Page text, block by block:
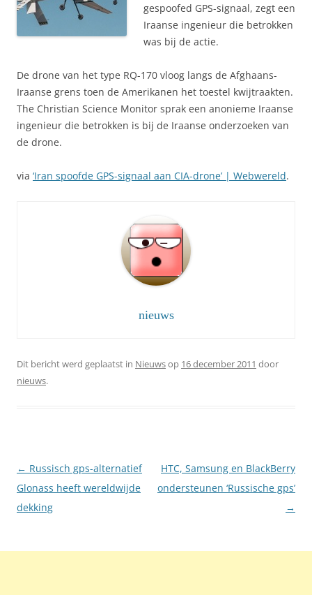
gespoofed GPS-signaal, zegt een
Iraanse ingenieur die betrokken
was bij de actie.
De drone van het type RQ-170 vloog langs de Afghaans-
Iraanse grens toen de Amerikanen het toestel kwijtraakten.
The Christian Science Monitor sprak een anonieme Iraanse
ingenieur die betrokken is bij de Iraanse onderzoeken van
de drone.
via ‘Iran spoofde GPS-signaal aan CIA-drone’ | Webwereld.
nieuws
Dit bericht werd geplaatst in Nieuwsop 16 december 2011 door
nieuws.
Berichtnavigatie
← Russisch gps-alternatief
Glonass heeft wereldwijde
dekking
HTC, Samsung en BlackBerry
ondersteunen ‘Russische gps’
→